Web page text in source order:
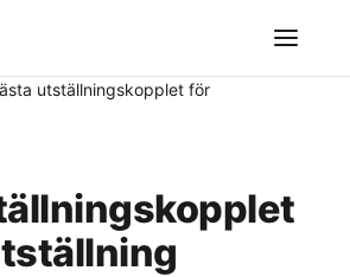
Meny
utställningskopplet för